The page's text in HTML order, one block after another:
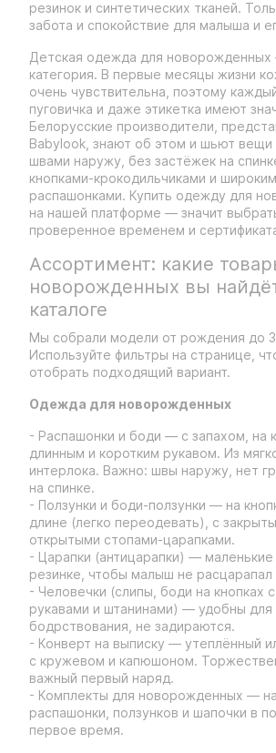
резинок и синтетических тканей.
забота и спокойствие для малыша и
Детская одежда для новорожденных
категория. В первые месяцы жизни
очень чувствительна, поэтому
пуговичка и даже этикетка имеют
Белорусские производители,
Babylook, знают об этом и шьют вещи
швами наружу, без застёжек на
кнопками-крокодильчиками и
распашонками. Купить одежду для
на нашей платформе — значит
проверенное временем и
Ассортимент: какие
новорожденных вы
каталоге
Мы собрали модели от рождения до
Используйте фильтры на странице,
отобрать подходящий вариант.
Одежда для новорожденных
- Распашонки и боди — с запахом, на
длинным и коротким рукавом. Из
интерлока. Важно: швы наружу, нет
на спинке.
- Ползунки и боди-ползунки — на
длине (легко переодевать), с
открытыми стопами-царапками.
- Царапки (антицарапки) — маленькие
резинке, чтобы малыш не
- Человечки (слипы, боди на кнопках
рукавами и штанинами) — удобны для
бодрствования, не задираются.
- Конверт на выписку — утеплённый
с кружевом и капюшоном.
важный первый наряд.
- Комплекты для новорожденных —
распашонки, ползунков и шапочки в
первое время.